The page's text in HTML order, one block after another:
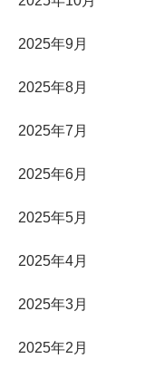
2025年9月
2025年8月
2025年7月
2025年6月
2025年5月
2025年4月
2025年3月
2025年2月